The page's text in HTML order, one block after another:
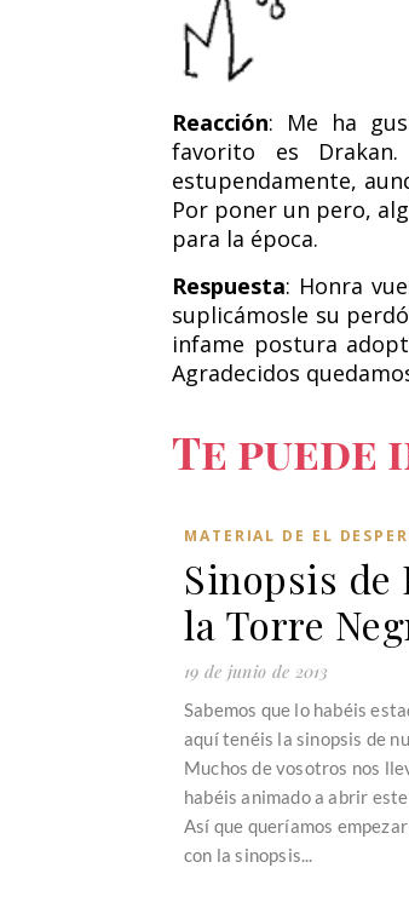
Reacción: Me ha
favorito es
estupendamente,
Por poner un pero,
para la época.
Respuesta: Honra
suplicámosle su
infame postura
Agradecidos
Te
MATERIAL DE EL
Sinopsis de
la Torre
19 de junio de 2013
Sabemos que lo habéis
aquí tenéis la sinopsis de
Muchos de vosotros nos
habéis animado a abrir
Así que queríamos
con la sinopsis...